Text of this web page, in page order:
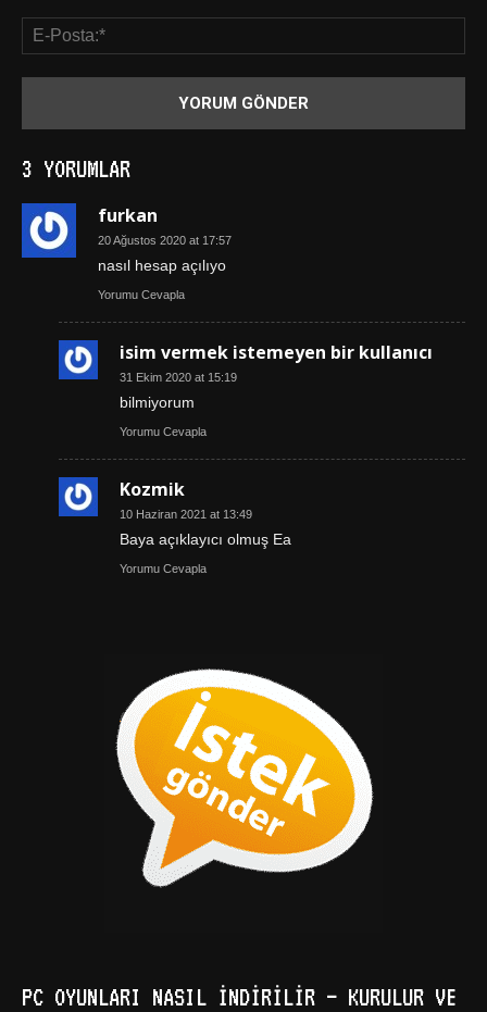
3 YORUMLAR
furkan
20 Ağustos 2020 at 17:57
nasıl hesap açılıyo
Yorumu Cevapla
isim vermek istemeyen bir kullanıcı
31 Ekim 2020 at 15:19
bilmiyorum
Yorumu Cevapla
Kozmik
10 Haziran 2021 at 13:49
Baya açıklayıcı olmuş Ea
Yorumu Cevapla
PC OYUNLARI NASIL İNDIRILIR – KURULUR VE